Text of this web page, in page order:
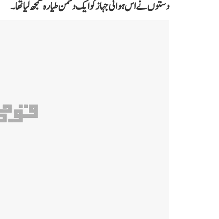
دستوں نے اس ہوائی جہاز کو ایک دشمن طیارہ سمجھ لیا تھا۔